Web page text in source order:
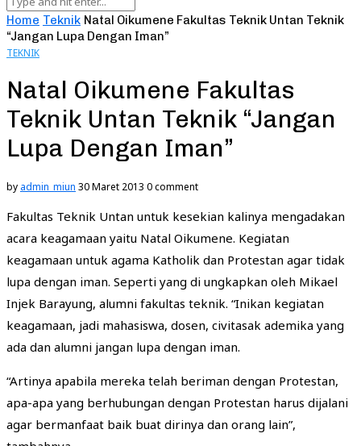
Home Teknik Natal Oikumene Fakultas Teknik Untan Teknik
“Jangan Lupa Dengan Iman”
TEKNIK
Natal Oikumene Fakultas
Teknik Untan Teknik “Jangan
Lupa Dengan Iman”
by admin_miun 30 Maret 2013 0 comment
Fakultas Teknik Untan untuk kesekian kalinya mengadakan
acara keagamaan yaitu Natal Oikumene. Kegiatan
keagamaan untuk agama Katholik dan Protestan agar tidak
lupa dengan iman. Seperti yang di ungkapkan oleh Mikael
Injek Barayung, alumni fakultas teknik. “Inikan kegiatan
keagamaan, jadi mahasiswa, dosen, civitasak ademika yang
ada dan alumni jangan lupa dengan iman.
“Artinya apabila mereka telah beriman dengan Protestan,
apa-apa yang berhubungan dengan Protestan harus dijalani
agar bermanfaat baik buat dirinya dan orang lain”,